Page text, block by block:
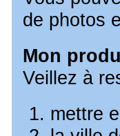
de photos
Mon
Veillez à
mettre